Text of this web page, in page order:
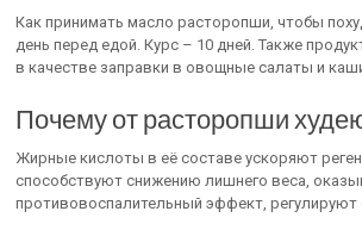
Как принимать масло расторопши, чтобы
день перед едой. Курс – 10 дней. Также
в качестве заправки в овощные салаты и
Почему от расторопши
Жирные кислоты в её составе ускоряют
способствуют снижению лишнего веса,
противовоспалительный эффект, регулируют